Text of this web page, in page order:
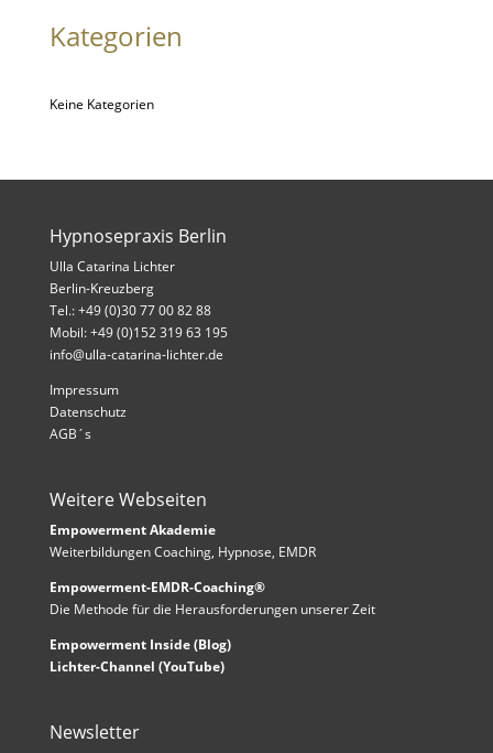
Kategorien
Keine Kategorien
Hypnosepraxis Berlin
Ulla Catarina Lichter
Berlin-Kreuzberg
Tel.: +49 (0)30 77 00 82 88
Mobil: +49 (0)152 319 63 195
info@ulla-catarina-lichter.de
Impressum
Datenschutz
AGB´s
Weitere Webseiten
Empowerment Akademie
Weiterbildungen Coaching, Hypnose, EMDR
Empowerment-EMDR-Coaching®
Die Methode für die Herausforderungen unserer Zeit
Empowerment Inside (Blog)
Lichter-Channel (YouTube)
Newsletter